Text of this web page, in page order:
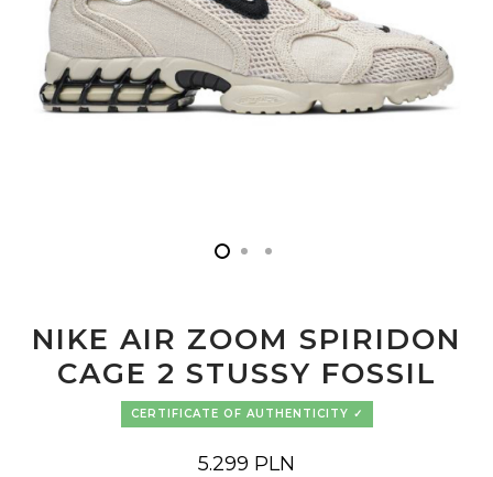
NIKE AIR ZOOM SPIRIDON
CAGE 2 STUSSY FOSSIL
CERTIFICATE OF AUTHENTICITY
5.299 PLN